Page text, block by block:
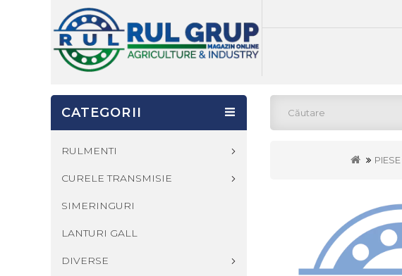
CATEGORII
RULMENTI
CURELE TRANSMISIE
SIMERINGURI
LANTURI GALL
DIVERSE